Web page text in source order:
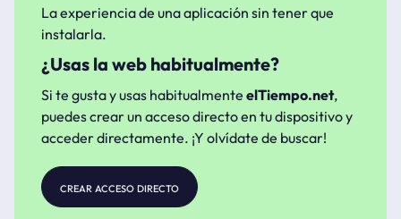
La experiencia de una aplicación sin tener que
instalarla.
¿Usas la web habitualmente?
Si te gusta y usas habitualmente elTiempo.net,
puedes crear un acceso directo en tu dispositivo y
acceder directamente. ¡Y olvídate de buscar!
crear acceso directo